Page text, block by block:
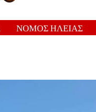
ΝΟΜΟΣ ΗΛΕΙΑΣ